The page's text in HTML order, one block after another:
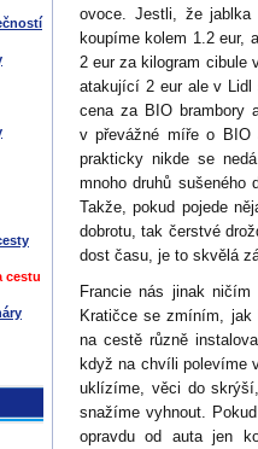
cestu
ovoce. Jestli, že
koupíme kolem 1.2 eur,
2 eur za kilogram cibule
atakující 2 eur ale v Lidl
cena za BIO brambory
v převážné míře o
prakticky nikde se
mnoho druhů
Takže, pokud pojede
dobrotu, tak čerstvé
dost času, je to skvělá
Francie nás jinak
Kratičce se zmíním,
na cestě různě
když na chvíli polevíme
uklízíme, věci do
snažíme vyhnout.
opravdu od auta jen